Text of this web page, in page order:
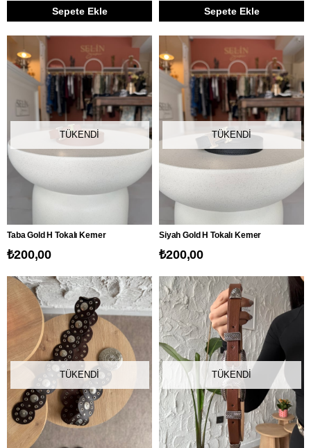
Sepete Ekle Sepete Ekle
TÜKENDI
Taba Gold H Tokalı Kemer
₺200,00
TÜKENDI
Siyah Gold H Tokalı Kemer
₺200,00
TÜKENDI TÜKENDI